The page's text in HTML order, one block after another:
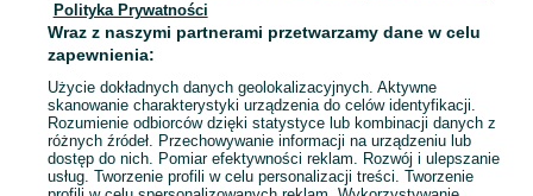
Mapa miejscowości
Mapa ministron
Popularne wyszukiwania
Polityka Prywatności
Wraz z naszymi partnerami przetwarzamy dane w celu
zapewnienia:
Użycie dokładnych danych geolokalizacyjnych. Aktywne
skanowanie charakterystyki urządzenia do celów identyfikacji.
Rozumienie odbiorców dzięki statystyce lub kombinacji danych z
różnych źródeł. Przechowywanie informacji na urządzeniu lub
dostęp do nich. Pomiar efektywności reklam. Rozwój i ulepszanie
usług. Tworzenie profili w celu personalizacji treści. Tworzenie